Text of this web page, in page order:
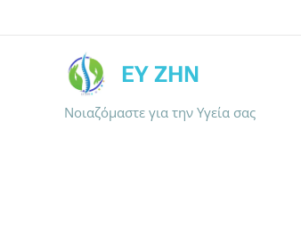
ΕΥ ΖΗΝ
Νοιαζόμαστε για την Υγεία σας